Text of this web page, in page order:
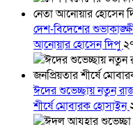
দেশ-বিদেশের
আনোয়ার হোসেন দিপু
ঈদের শুভেচ্ছায় নতুন
শীর্ষে মোবারক হোসাইন